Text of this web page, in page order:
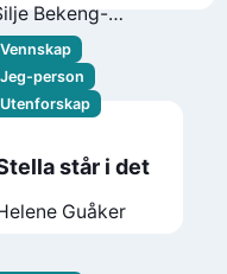
Bekeng-
Vennskap
Jeg-person
Utenforskap
står i det
Guåker